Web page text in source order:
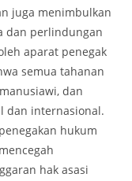
juga menimbulkan
dan perlindungan
aparat penegak
semua tahanan
dan
dan internasional.
hukum
hak asasi